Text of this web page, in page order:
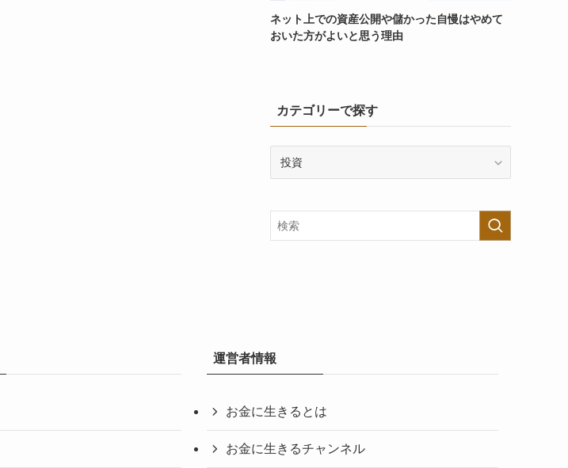
ネット上での資産公開や儲かった自慢はやめて
おいた方がよいと思う理由
カテゴリーで探す
ー
で
運営者情報
お金に生きるとは
お金に生きるチャンネル